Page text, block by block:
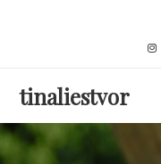
tinaliestvor